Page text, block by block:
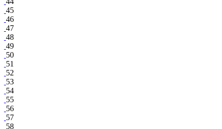
45
46
47
48
49
50
51
52
53
54
55
56
57
58